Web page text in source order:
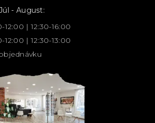
- August:
12:00 | 12:30-16:00
12:00 | 12:30-13:00